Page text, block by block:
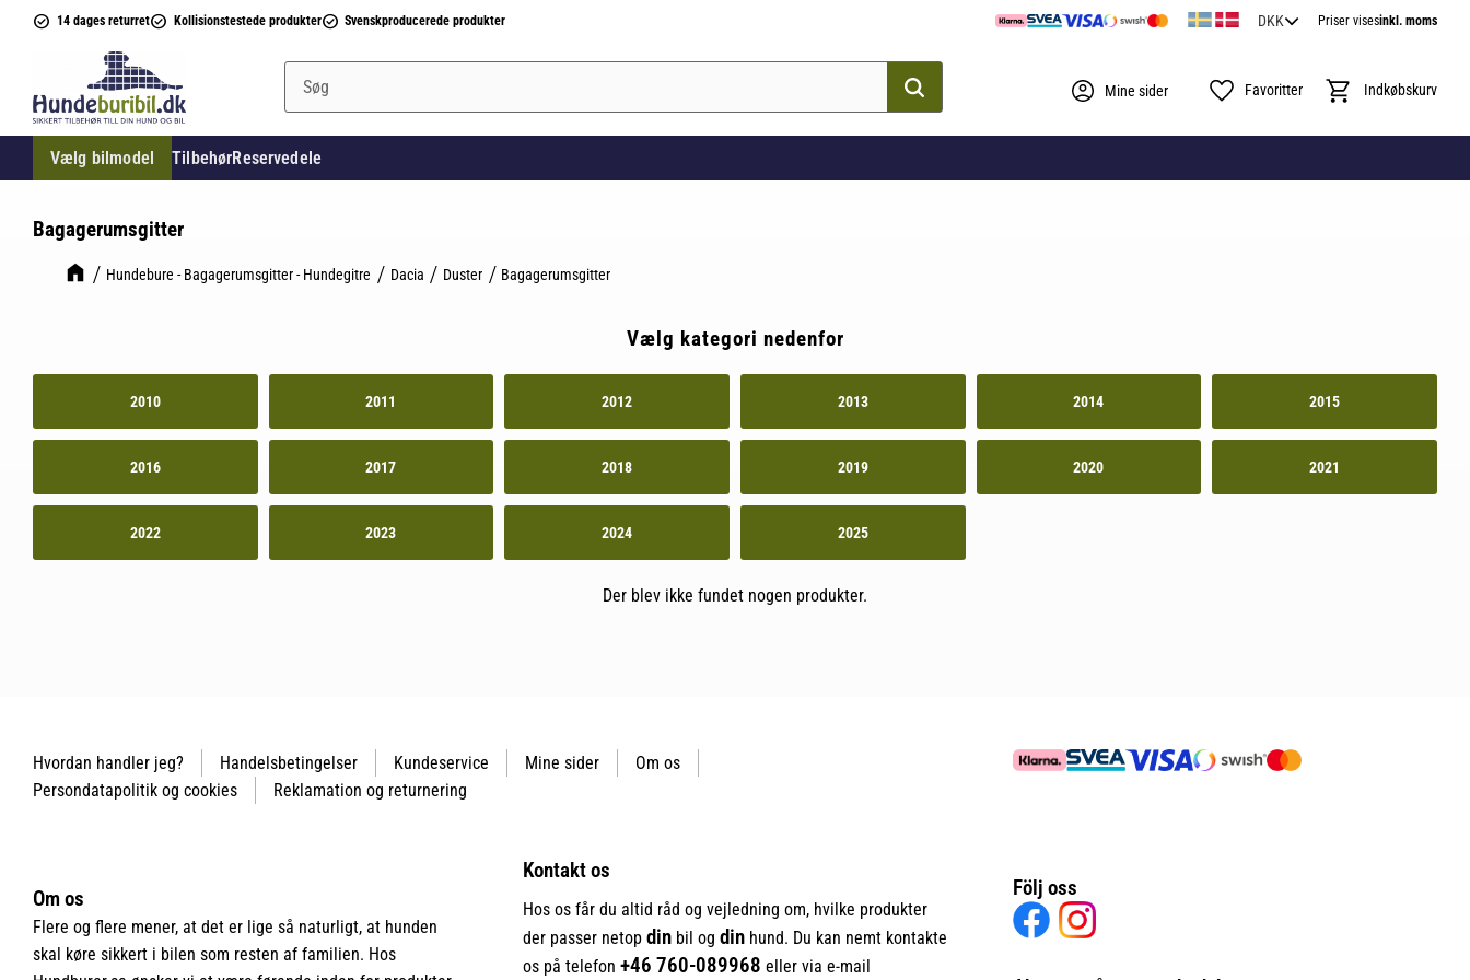
14 dages returret Kollisionstestede produkter Svenskproducerede produkter Priser visesinkl. moms
Vælg bilmodel TilbehørReservedele
Mine sider Favoritter Indkøbskurv
Bagagerumsgitter
Hundebure - Bagagerumsgitter - Hundegitre Dacia Duster Bagagerumsgitter
Vælg kategori nedenfor
2010 2011 2012 2013 2014 2015
2016 2017 2018 2019 2020 2021
2022 2023 2024 2025
Der blev ikke fundet nogen produkter.
Hvordan handler jeg? Handelsbetingelser Kundeservice Mine sider
Om os
Persondatapolitik og cookies
Reklamation og returnering
Om os
Flere og flere mener, at det er lige så naturligt, at hunden
skal køre sikkert i bilen som resten af familien. Hos
Kontakt os
Hos os får du altid råd og vejledning om, hvilke produkter
der passer netop din bil og din hund. Du kan nemt kontakte
os på telefon +46 760-089968 eller via e-mail
Följ oss